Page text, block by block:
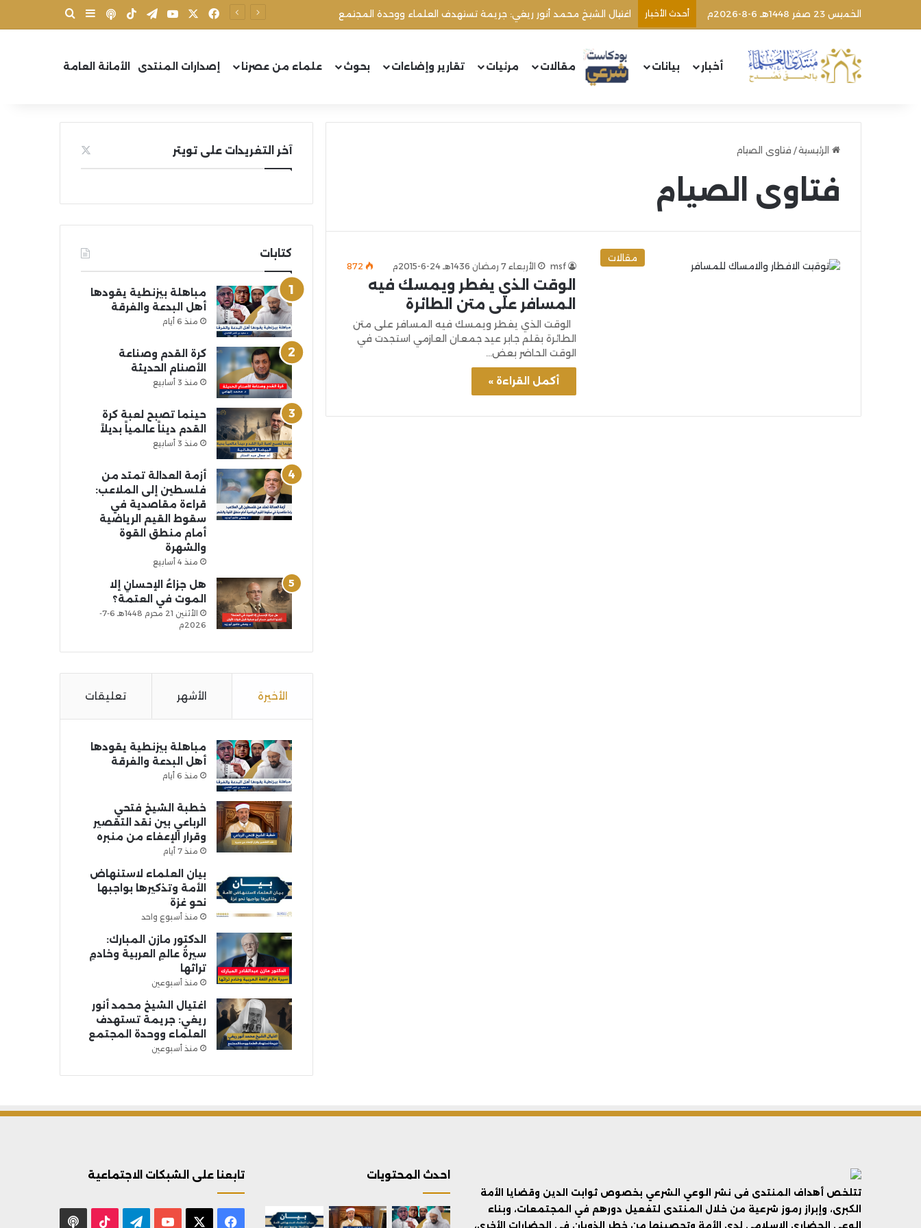
الخميس 23 صفر 1448هـ 6-8-2026م أحدث الأخبار اغتيال الشيخ محمد أنور ريغي: جريمة تستهدف العلماء ووحدة المجتمع فيسبوك يوتيوبتيلقرام‫TikTokبودكاستإضافة عمود
أخبار بيانات مقالات مرئيات تقارير وإضاءات بحوث علماء من عصرنا إصدارات المنتدى الأمانة العامة
الرئيسية/ فتاوى الصيام
فتاوى الصيام
مقالات
msf الأربعاء 7 رمضان 1436هـ 24-6-2015م 872
الوقت الذي يفطر ويمسك فيه
المسافر على متن الطائرة
الوقت الذي يفطر ويمسك فيه المسافر على متن
الطائرة بقلم جابر عيد جمعان العازمي استجدت في
الوقت الحاضر بعض…
أكمل القراءة »
آخر التغريدات على تويتر
كتابات
مباهلة بيزنطية يقودها
أهل البدعة والفرقة
منذ 6 أيام
كرة القدم وصناعة
الأصنام الحديثة
منذ 3 أسابيع
حينما تصبح لعبة كرة
القدم ديناً عالمياً بديلاً
منذ 3 أسابيع
أزمة العدالة تمتد من
فلسطين إلى الملاعب:
قراءة مقاصدية في
سقوط القيم الرياضية
أمام منطق القوة
والشهرة
منذ 4 أسابيع
هل جزاءُ الإحسانِ إلا
الموت في العتمة؟
الأثنين 21 محرم 1448هـ 6-7-
2026م
الأخيرة الأشهر تعليقات
مباهلة بيزنطية يقودها
أهل البدعة والفرقة
منذ 6 أيام
خطبة الشيخ فتحي
الرباعي بين نقد التقصير
وقرار الإعفاء من منبره
منذ 7 أيام
بيان العلماء لاستنهاض
الأمة وتذكيرها بواجبها
نحو غزة
منذ أسبوع واحد
الدكتور مازن المبارك:
سيرةُ عالمِ العربية وخادمِ
تراثها
منذ أسبوعين
اغتيال الشيخ محمد أنور
ريغي: جريمة تستهدف
العلماء ووحدة المجتمع
منذ أسبوعين
تتلخص أهداف المنتدى فى نشر الوعي الشرعي بخصوص ثوابت الدين وقضايا الأمة
الكبرى، وإبراز رموز شرعية من خلال المنتدى لتفعيل دورهم في المجتمعات، وبناء
الوعي الحضاري الإسلامي لدى الأمة وتحصينها من خطر الذوبان في الحضارات الأخرى،
احدث المحتويات تابعنا على الشبكات الاجتماعية
فيسبوك يوتيوب تيلقرام ‫TikTok